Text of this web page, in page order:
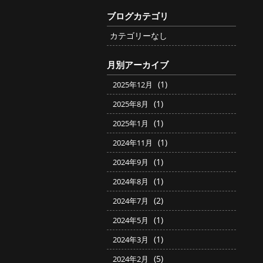
ブログカテゴリ
カテゴリーなし
月別アーカイブ
2025年12月 (1)
2025年8月 (1)
2025年1月 (1)
2024年11月 (1)
2024年9月 (1)
2024年8月 (1)
2024年7月 (2)
2024年5月 (1)
2024年3月 (1)
2024年2月 (5)